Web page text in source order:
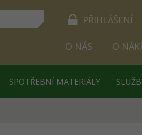
PŘIHLÁŠENÍ
O NÁS O
SPOTŘEBNÍ MATERIÁLY